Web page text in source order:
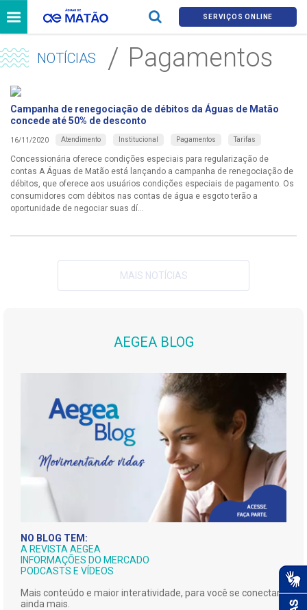
SERVIÇOS ONLINE
NOTÍCIAS Pagamentos
Campanha de renegociação de débitos da Águas de Matão
concede até 50% de desconto
16/11/2020 Atendimento Institucional Pagamentos Tarifas
Concessionária oferece condições especiais para regularização de
contas A Águas de Matão está lançando a campanha de renegociação de
débitos, que oferece aos usuários condições especiais de pagamento. Os
consumidores com débitos nas contas de água e esgoto terão a
oportunidade de negociar suas dí...
MAIS NOTÍCIAS
AEGEA BLOG
NO BLOG TEM:
A REVISTA AEGEA
INFORMAÇÕES DO MERCADO
PODCASTS E VÍDEOS
Mais conteúdo e maior interatividade, para você se conectar
ainda mais.